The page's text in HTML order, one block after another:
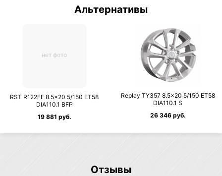
Альтернативы
нет фото
RST R122FF 8.5×20 5/150 ET58
DIA110.1 BFP
19 881 руб.
Replay TY357 8.5×20 5/150 ET58
DIA110.1 S
26 346 руб.
Отзывы